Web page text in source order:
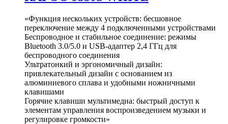
«Функция нескольких устройств: бесшовное
переключение между 4 подключенными устройствами
Беспроводное и стабильное соединение: режимы
Bluetooth 3.0/5.0 и USB-адаптер 2,4 ГГц для
беспроводного соединения
Ультратонкий и эргономичный дизайн:
привлекательный дизайн с основанием из
алюминиевого сплава и удобными ножничными
клавишами
Горячие клавиши мультимедиа: быстрый доступ к
элементам управления воспроизведением музыки и
регулировке громкости»